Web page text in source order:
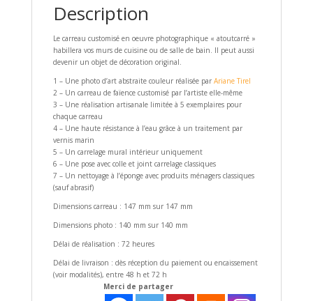
Description
Le carreau customisé en oeuvre photographique « atoutcarré »
habillera vos murs de cuisine ou de salle de bain. Il peut aussi
devenir un objet de décoration original.
1 – Une photo d’art abstraite couleur réalisée par Ariane Tirel
2 – Un carreau de faïence customisé par l’artiste elle-même
3 – Une réalisation artisanale limitée à 5 exemplaires pour
chaque carreau
4 – Une haute résistance à l’eau grâce à un traitement par
vernis marin
5 – Un carrelage mural intérieur uniquement
6 – Une pose avec colle et joint carrelage classiques
7 – Un nettoyage à l’éponge avec produits ménagers classiques
(sauf abrasif)
Dimensions carreau : 147 mm sur 147 mm
Dimensions photo : 140 mm sur 140 mm
Délai de réalisation : 72 heures
Délai de livraison : dès réception du paiement ou encaissement
(voir modalités), entre 48 h et 72 h
Merci de partager